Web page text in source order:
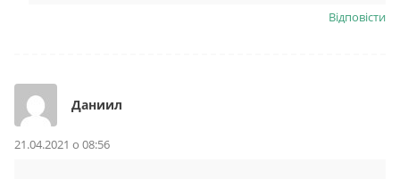
Відповіcти
Даниил
21.04.2021 о 08:56